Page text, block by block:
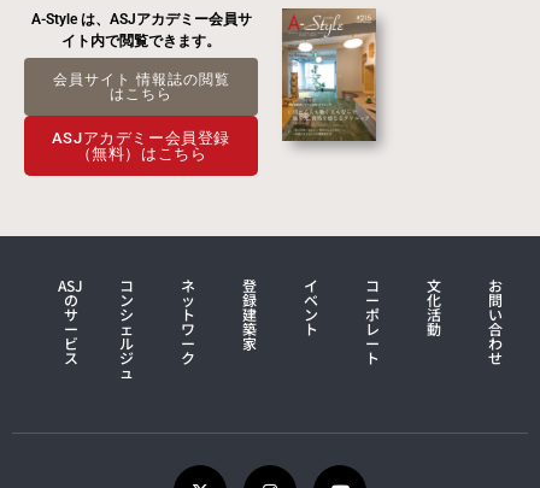
A-Style は、ASJアカデミー会員サ
イト内で閲覧できます。
会員サイト 情報誌の閲覧
はこちら
ASJアカデミー会員登録
（無料）はこちら
ASJ
の
サ
ー
ビ
ス
コ
ン
シ
ェ
ル
ジ
ュ
ネ
ッ
ト
ワ
ー
ク
登
録
建
築
家
イ
ベ
ン
ト
コ
ー
ポ
レ
ー
ト
文
化
活
動
お
問
い
合
わ
せ